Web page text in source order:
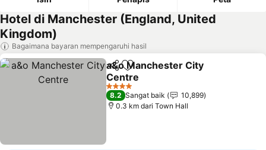
Hotel di Manchester (England, United
Kingdom)
Bagaimana bayaran mempengaruhi hasil
KongsiTambah ke favorit
a&o Manchester City
Centre
Lihat harga
4 Bintang
8.2 Sangat baik
10,899
0.3 km dari Town Hall